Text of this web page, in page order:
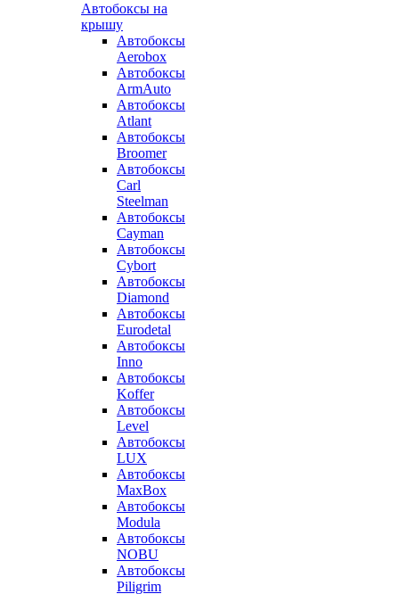
Автобоксы на
крышу
Автобоксы
Aerobox
Автобоксы
ArmAuto
Автобоксы
Atlant
Автобоксы
Broomer
Автобоксы
Carl
Steelman
Автобоксы
Cayman
Автобоксы
Cybort
Автобоксы
Diamond
Автобоксы
Eurodetal
Автобоксы
Inno
Автобоксы
Koffer
Автобоксы
Level
Автобоксы
LUX
Автобоксы
MaxBox
Автобоксы
Modula
Автобоксы
NOBU
Автобоксы
Piligrim